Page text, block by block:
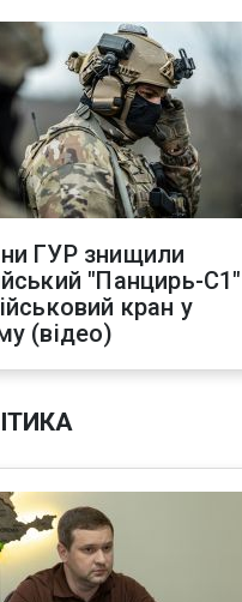
ГУР знищили
"Панцирь-С1"
кран у
(відео)